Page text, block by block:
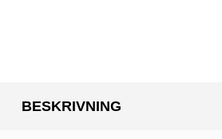
BESKRIVNING